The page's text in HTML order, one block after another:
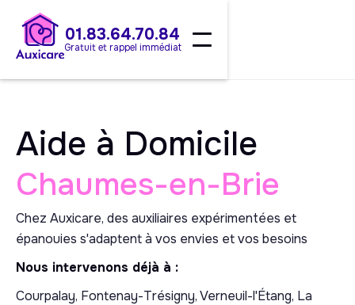
01.83.64.70.84
Gratuit et rappel immédiat
Aide à Domicile
Chaumes-en-Brie
Chez Auxicare, des auxiliaires expérimentées et
épanouies s'adaptent à vos envies et vos besoins
Nous intervenons déjà à :
Courpalay, Fontenay-Trésigny, Verneuil-l'Étang, La